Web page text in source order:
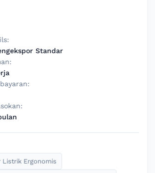
Standar
Listrik Ergonomis